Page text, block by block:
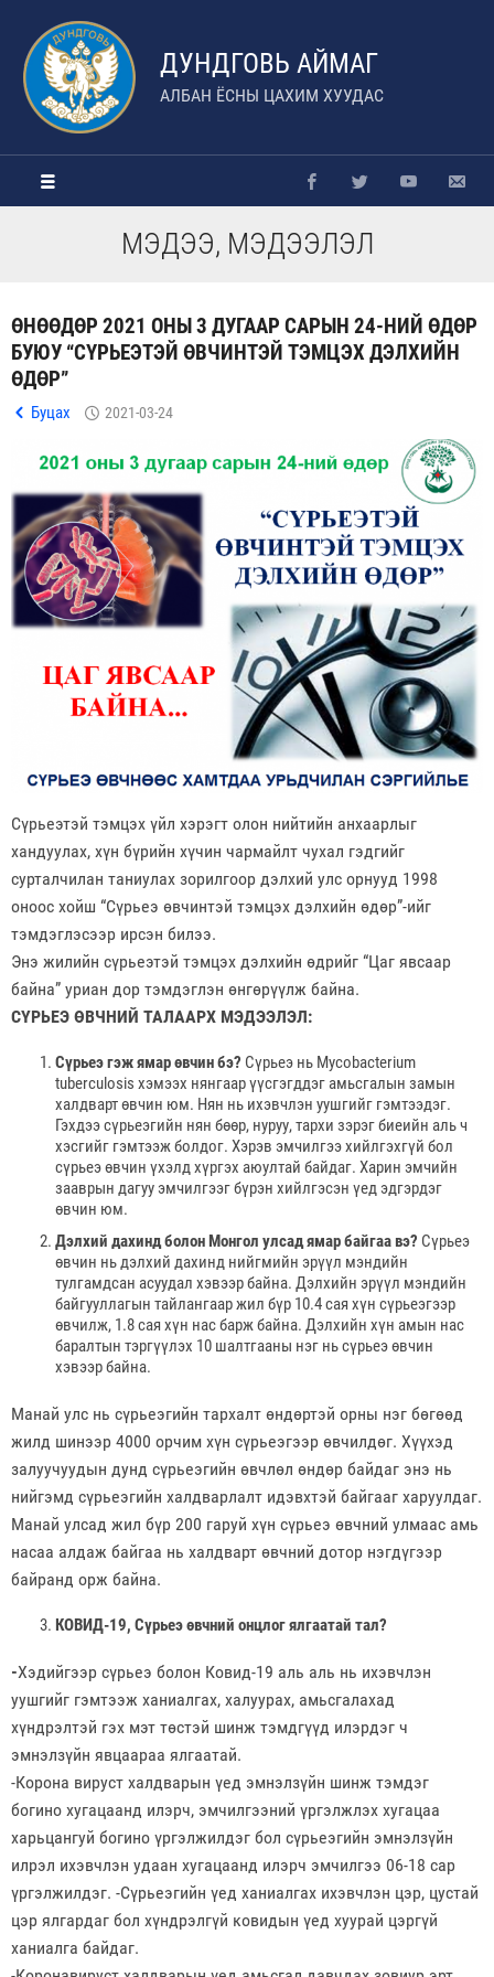
ДУНДГОВЬ АЙМАГ
АЛБАН ЁСНЫ ЦАХИМ ХУУДАС
МЭДЭЭ, МЭДЭЭЛЭЛ
ӨНӨӨДӨР 2021 ОНЫ 3 ДУГААР САРЫН 24-НИЙ ӨДӨР
БУЮУ “СҮРЬЕЭТЭЙ ӨВЧИНТЭЙ ТЭМЦЭХ ДЭЛХИЙН
ӨДӨР”
Буцах 2021-03-24
Сүрьеэтэй тэмцэх үйл хэрэгт олон нийтийн анхаарлыг
хандуулах, хүн бүрийн хүчин чармайлт чухал гэдгийг
сурталчилан таниулах зорилгоор дэлхий улс орнууд 1998
оноос хойш “Сүрьеэ өвчинтэй тэмцэх дэлхийн өдөр”-ийг
тэмдэглэсээр ирсэн билээ.
Энэ жилийн сүрьеэтэй тэмцэх дэлхийн өдрийг “Цаг явсаар
байна” уриан дор тэмдэглэн өнгөрүүлж байна.
СҮРЬЕЭ ӨВЧНИЙ ТАЛААРХ МЭДЭЭЛЭЛ:
Сүрьеэ гэж ямар өвчин бэ? Сүрьеэ нь Mycobacterium
tuberculosis хэмээх нянгаар үүсгэгддэг амьсгалын замын
халдварт өвчин юм. Нян нь ихэвчлэн уушгийг гэмтээдэг.
Гэхдээ сүрьеэгийн нян бөөр, нуруу, тархи зэрэг биеийн аль ч
хэсгийг гэмтээж болдог. Хэрэв эмчилгээ хийлгэхгүй бол
сүрьеэ өвчин үхэлд хүргэх аюултай байдаг. Харин эмчийн
зааврын дагуу эмчилгээг бүрэн хийлгэсэн үед эдгэрдэг
өвчин юм.
Дэлхий дахинд болон Монгол улсад ямар байгаа вэ? Сүрьеэ
өвчин нь дэлхий дахинд нийгмийн эрүүл мэндийн
тулгамдсан асуудал хэвээр байна. Дэлхийн эрүүл мэндийн
байгууллагын тайлангаар жил бүр 10.4 сая хүн сүрьеэгээр
өвчилж, 1.8 сая хүн нас барж байна. Дэлхийн хүн амын нас
баралтын тэргүүлэх 10 шалтгааны нэг нь сүрьеэ өвчин
хэвээр байна.
Манай улс нь сүрьеэгийн тархалт өндөртэй орны нэг бөгөөд
жилд шинээр 4000 орчим хүн сүрьеэгээр өвчилдөг. Хүүхэд
залуучуудын дунд сүрьеэгийн өвчлөл өндөр байдаг энэ нь
нийгэмд сүрьеэгийн халдварлалт идэвхтэй байгааг харуулдаг.
Манай улсад жил бүр 200 гаруй хүн сүрьеэ өвчний улмаас амь
насаа алдаж байгаа нь халдварт өвчний дотор нэгдүгээр
байранд орж байна.
КОВИД-19, Сүрьеэ өвчний онцлог ялгаатай тал?
-Хэдийгээр сүрьеэ болон Ковид-19 аль аль нь ихэвчлэн
уушгийг гэмтээж ханиалгах, халуурах, амьсгалахад
хүндрэлтэй гэх мэт төстэй шинж тэмдгүүд илэрдэг ч
эмнэлзүйн явцаараа ялгаатай.
-Корона вируст халдварын үед эмнэлзүйн шинж тэмдэг
богино хугацаанд илэрч, эмчилгээний үргэлжлэх хугацаа
харьцангуй богино үргэлжилдэг бол сүрьеэгийн эмнэлзүйн
илрэл ихэвчлэн удаан хугацаанд илэрч эмчилгээ 06-18 сар
үргэлжилдэг. -Сүрьеэгийн үед ханиалгах ихэвчлэн цэр, цустай
цэр ялгардаг бол хүндрэлгүй ковидын үед хуурай цэргүй
ханиалга байдаг.